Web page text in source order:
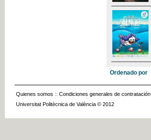
Ordenado por
Quienes somos :: Condiciones generales de contratación
Universitat Politècnica de València © 2012